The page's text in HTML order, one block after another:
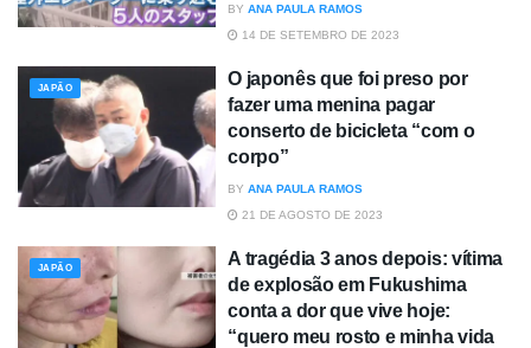
BY ANA PAULA RAMOS
14 DE SETEMBRO DE 2023
JAPÃO
O japonês que foi preso por
fazer uma menina pagar
conserto de bicicleta “com o
corpo”
BY ANA PAULA RAMOS
21 DE AGOSTO DE 2023
JAPÃO
A tragédia 3 anos depois: vítima
de explosão em Fukushima
conta a dor que vive hoje:
“quero meu rosto e minha vida